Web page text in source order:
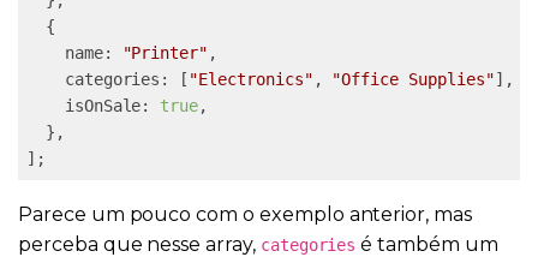
  {
    name:
"Printer" ,
    categories: [
"Electronics" , "Office Supplies"],
    isOnSale:
true,
  },
Parece um pouco com o exemplo anterior, mas
perceba que nesse array, categories é também um